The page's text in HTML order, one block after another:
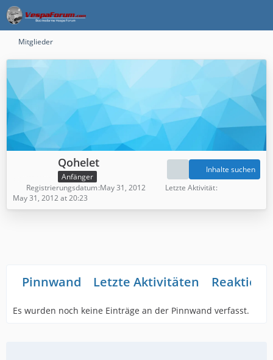
Mitglieder
Qohelet
Anfänger
Inhalte suchen
Registrierungsdatum May 31, 2012
Letzte Aktivität
May 31, 2012 at 20:23
Pinnwand Letzte Aktivitäten
Es wurden noch keine Einträge an der Pinnwand verfasst.